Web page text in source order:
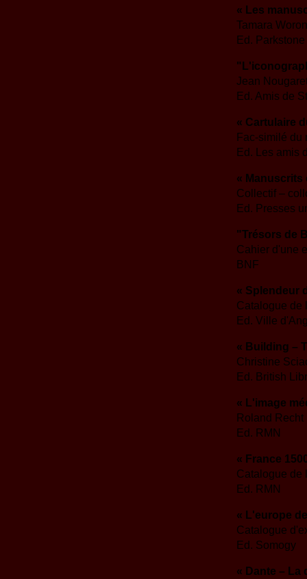
« Les
Tamara
Ed. Parkstone
Jean
Ed. Amis de
« Cartulaire
Fac-similé du
Ed. Les amis
« Manuscrits
Collectif –
Ed. Presses
"Trésors de
Cahier d'une
BNF
« Splendeur
Catalogue de
Ed. Ville
« Building –
Christine
Ed. British
« L'image
Roland Recht
Ed. RMN
« France
Catalogue de
Ed. RMN
« L'europe
Catalogue
Ed. Somogy
« Dante – La